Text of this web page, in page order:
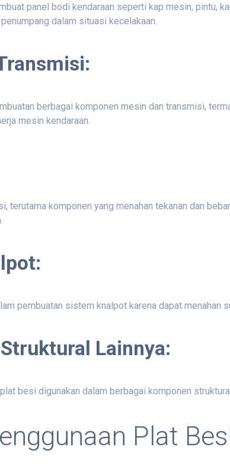
panel bodi kendaraan seperti kap mesin, pintu,
dalam situasi kecelakaan.
berbagai komponen mesin dan transmisi,
mesin kendaraan.
terutama komponen yang menahan tekanan dan
pembuatan sistem knalpot karena dapat menahan
Lainnya:
besi digunakan dalam berbagai komponen
Plat